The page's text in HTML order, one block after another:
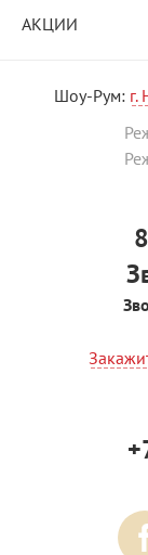
АКЦИИ
Шоу-Рум: г.